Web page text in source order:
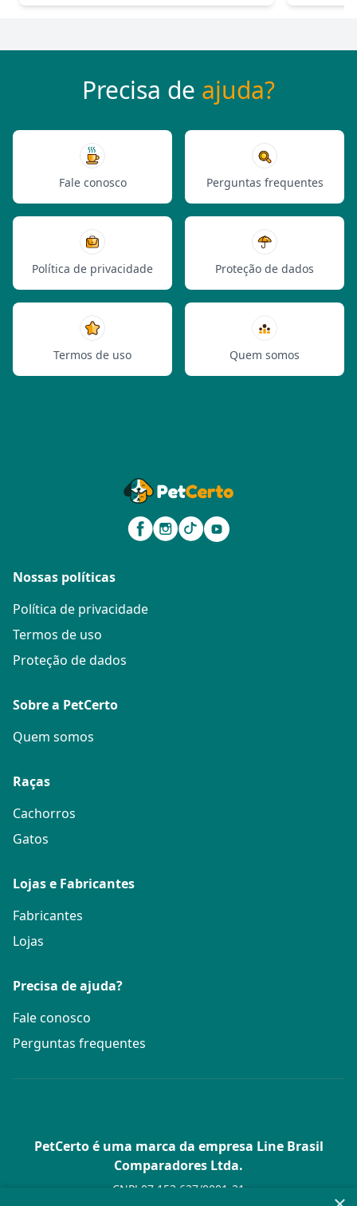
Precisa de ajuda?
Fale conosco Perguntas frequentes
Política de privacidade Proteção de dados
Termos de uso Quem somos
Nossas políticas
Política de privacidade
Termos de uso
Proteção de dados
Sobre a PetCerto
Quem somos
Raças
Cachorros
Gatos
Lojas e Fabricantes
Fabricantes
Lojas
Precisa de ajuda?
Fale conosco
Perguntas frequentes
PetCerto é uma marca da empresa Line Brasil
Comparadores Ltda.
CNPJ 07.153.627/0001-21